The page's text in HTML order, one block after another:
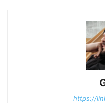
https://